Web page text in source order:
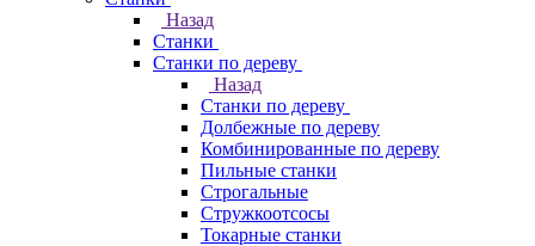
Назад
Станки
Станки по дереву
Назад
Станки по дереву
Долбежные по дереву
Комбинированные по дереву
Пильные станки
Строгальные
Стружкоотсосы
Токарные станки